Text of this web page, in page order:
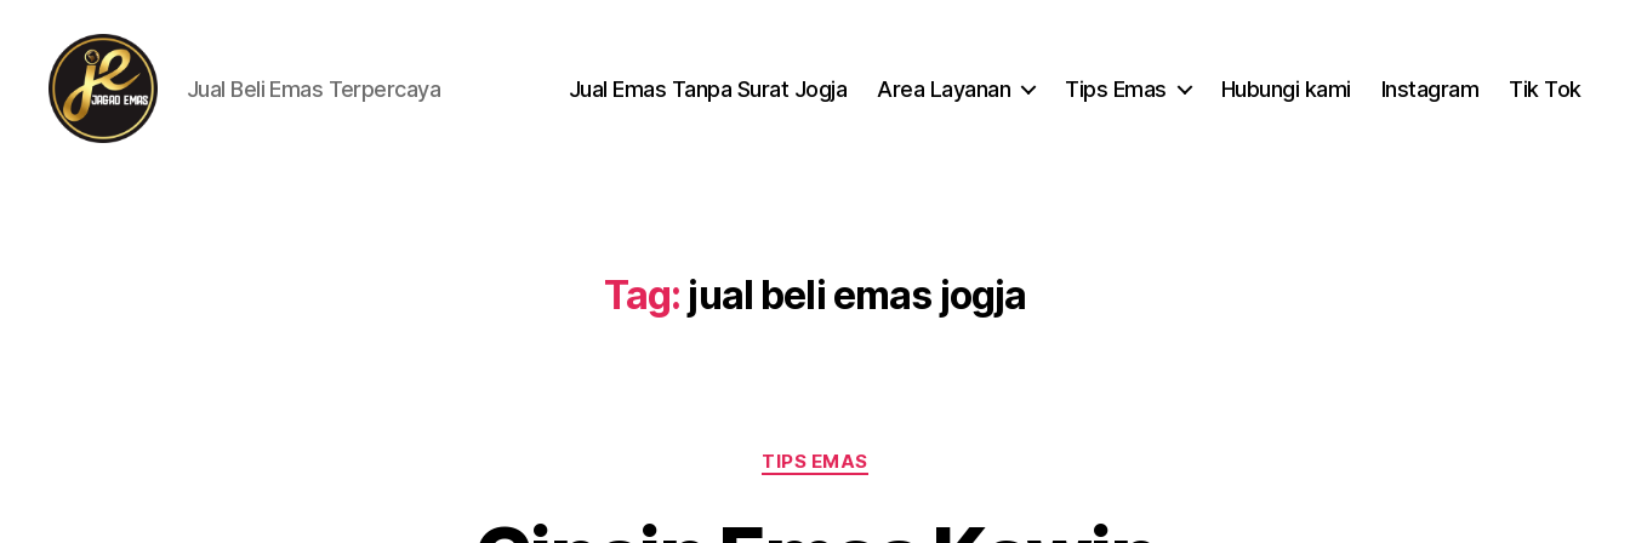
Jual Beli Emas Terpercaya Jual Emas Tanpa Surat Jogja Area Layanan Tips Emas Hubungi kami Instagram Tik Tok
Tag: jual beli emas jogja
TIPS EMAS